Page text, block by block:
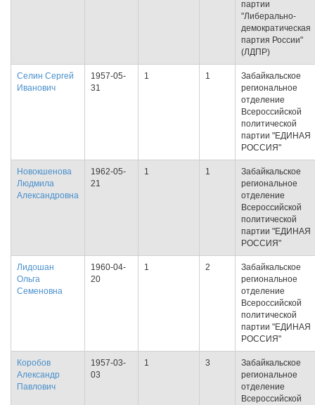
партии
"Либерально-
демократическая
партия России"
(ЛДПР)
Селин Сергей
Иванович
1957-05-
31
1 1
Забайкальское
региональное
отделение
Всероссийской
политической
партии "ЕДИНАЯ
РОССИЯ"
Новокшенова
Людмила
Александровна
1962-05-
21
1 1
Забайкальское
региональное
отделение
Всероссийской
политической
партии "ЕДИНАЯ
РОССИЯ"
Лидошан
Ольга
Семеновна
1960-04-
20
1 2
Забайкальское
региональное
отделение
Всероссийской
политической
партии "ЕДИНАЯ
РОССИЯ"
Коробов
Александр
Павлович
1957-03-
03
1 3
Забайкальское
региональное
отделение
Всероссийской